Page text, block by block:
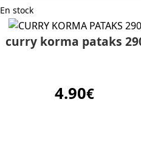
En stock
curry korma pataks
4.90€